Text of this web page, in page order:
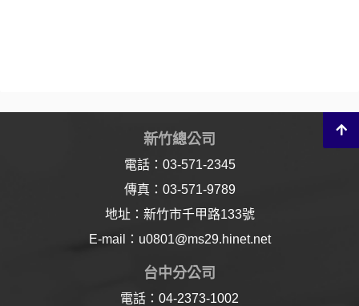
新竹總公司
電話：03-571-2345
傳真：03-571-9789
地址：新竹市千甲路133號
E-mail：u0801@ms29.hinet.net
台中分公司
電話：04-2373-1002